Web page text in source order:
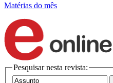
Matérias do mês
Pesquisar nesta revista: